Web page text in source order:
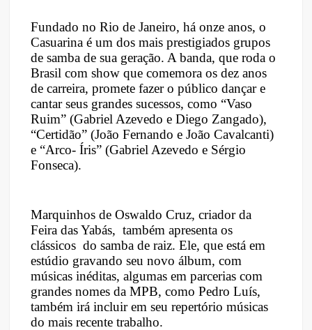
Fundado no Rio de Janeiro, há onze anos, o
Casuarina é um dos mais prestigiados grupos
de samba de sua geração. A banda, que roda o
Brasil com show que comemora os dez anos
de carreira, promete fazer o público dançar e
cantar seus grandes sucessos, como “Vaso
Ruim” (Gabriel Azevedo e Diego Zangado),
“Certidão” (João Fernando e João Cavalcanti)
e “Arco- Íris” (Gabriel Azevedo e Sérgio
Fonseca).
Marquinhos de Oswaldo Cruz, criador da
Feira das Yabás, também apresenta os
clássicos do samba de raiz. Ele, que está em
estúdio gravando seu novo álbum, com
músicas inéditas, algumas em parcerias com
grandes nomes da MPB, como Pedro Luís,
também irá incluir em seu repertório músicas
do mais recente trabalho.